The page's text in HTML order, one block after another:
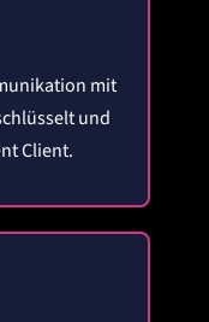
mit
und
Client.